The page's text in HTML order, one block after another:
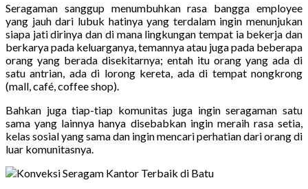
Seragaman sanggup menumbuhkan rasa bangga employee
yang jauh dari lubuk hatinya yang terdalam ingin menunjukan
siapa jati dirinya dan di mana lingkungan tempat ia bekerja dan
berkarya pada keluarganya, temannya atau juga pada beberapa
orang yang berada disekitarnya; entah itu orang yang ada di
satu antrian, ada di lorong kereta, ada di tempat nongkrong
(mall, café, coffee shop).
Bahkan juga tiap-tiap komunitas juga ingin seragaman satu
sama yang lainnya hanya disebabkan ingin meraih rasa setia,
kelas sosial yang sama dan ingin mencari perhatian dari orang di
luar komunitasnya.